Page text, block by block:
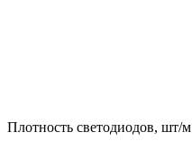
Плотность светодиодов, шт/м